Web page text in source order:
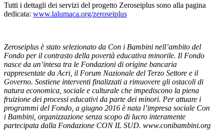
Tutti i dettagli dei servizi del progetto Zeroseiplus sono alla pagina
dedicata: www.lalumaca.org/zeroseiplus
Zeroseiplus è stato selezionato da Con i Bambini nell’ambito del
Fondo per il contrasto della povertà educativa minorile. Il Fondo
nasce da un’intesa tra le Fondazioni di origine bancaria
rappresentate da Acri, il Forum Nazionale del Terzo Settore e il
Governo. Sostiene interventi finalizzati a rimuovere gli ostacoli di
natura economica, sociale e culturale che impediscono la piena
fruizione dei processi educativi da parte dei minori. Per attuare i
programmi del Fondo, a giugno 2016 è nata l’impresa sociale Con
i Bambini, organizzazione senza scopo di lucro interamente
partecipata dalla Fondazione CON IL SUD. www.conibambini.org